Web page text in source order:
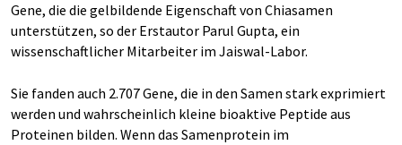
Gene, die die gelbildende Eigenschaft von Chiasamen
unterstützen, so der Erstautor Parul Gupta, ein
wissenschaftlicher Mitarbeiter im Jaiswal-Labor.
Sie fanden auch 2.707 Gene, die in den Samen stark exprimiert
werden und wahrscheinlich kleine bioaktive Peptide aus
Proteinen bilden. Wenn das Samenprotein im